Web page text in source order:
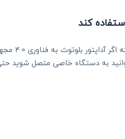
نکته مهم
به دستگاه خاصی متصل شوید